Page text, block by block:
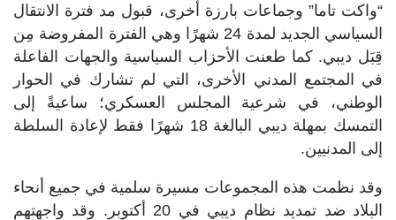
“واكت تاما” وجماعات بارزة أخرى، قبول مد فترة الانتقال
السياسي الجديد لمدة 24 شهرًا وهي الفترة المفروضة مِن
قِبَل ديبي. كما طعنت الأحزاب السياسية والجهات الفاعلة
في المجتمع المدني الأخرى، التي لم تشارك في الحوار
الوطني، في شرعية المجلس العسكري؛ ساعيةً إلى
التمسك بمهلة ديبي البالغة 18 شهرًا فقط لإعادة السلطة
إلى المدنيين.
وقد نظمت هذه المجموعات مسيرة سلمية في جميع أنحاء
البلاد ضد تمديد نظام ديبي في 20 أكتوبر. وقد واجهتهم